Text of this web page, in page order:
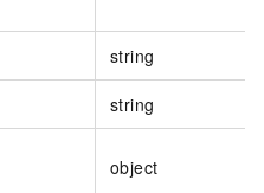
string
string
object